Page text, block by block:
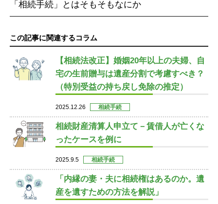
「相続手続」とはそもそもなにか
この記事に関連するコラム
【相続法改正】婚姻20年以上の夫婦、自
宅の生前贈与は遺産分割で考慮すべき？
（特別受益の持ち戻し免除の推定）
2025.12.26 相続手続
相続財産清算人申立て－賃借人が亡くな
ったケースを例に
2025.9.5 相続手続
「内縁の妻・夫に相続権はあるのか。遺
産を遺すための方法を解説」